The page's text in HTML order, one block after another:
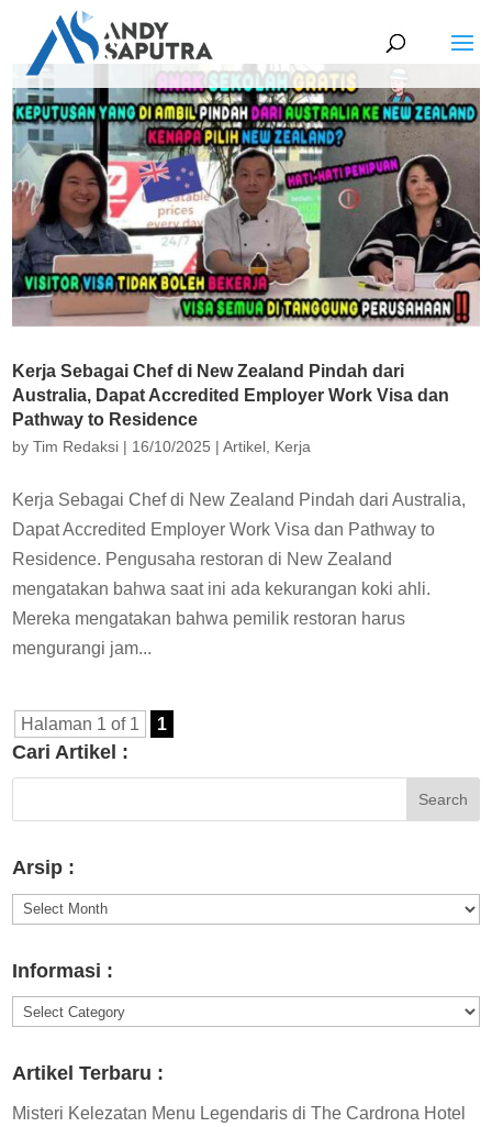
Kerja Sebagai Chef di New Zealand Pindah dari
Australia, Dapat Accredited Employer Work Visa dan
Pathway to Residence
byTim Redaksi | 16/10/2025 |Artikel, Kerja
Kerja Sebagai Chef di New Zealand Pindah dari Australia,
Dapat Accredited Employer Work Visa dan Pathway to
Residence. Pengusaha restoran di New Zealand
mengatakan bahwa saat ini ada kekurangan koki ahli.
Mereka mengatakan bahwa pemilik restoran harus
mengurangi jam...
Halaman 1 of 1 1
Cari Artikel :
Arsip :
Arsip
Informasi :
Informasi
Artikel Terbaru :
Misteri Kelezatan Menu Legendaris di The Cardrona Hotel